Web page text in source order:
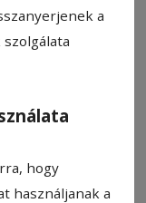
a
hogy
használjanak a